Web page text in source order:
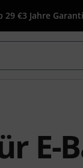
29 €3 Jahre
E-